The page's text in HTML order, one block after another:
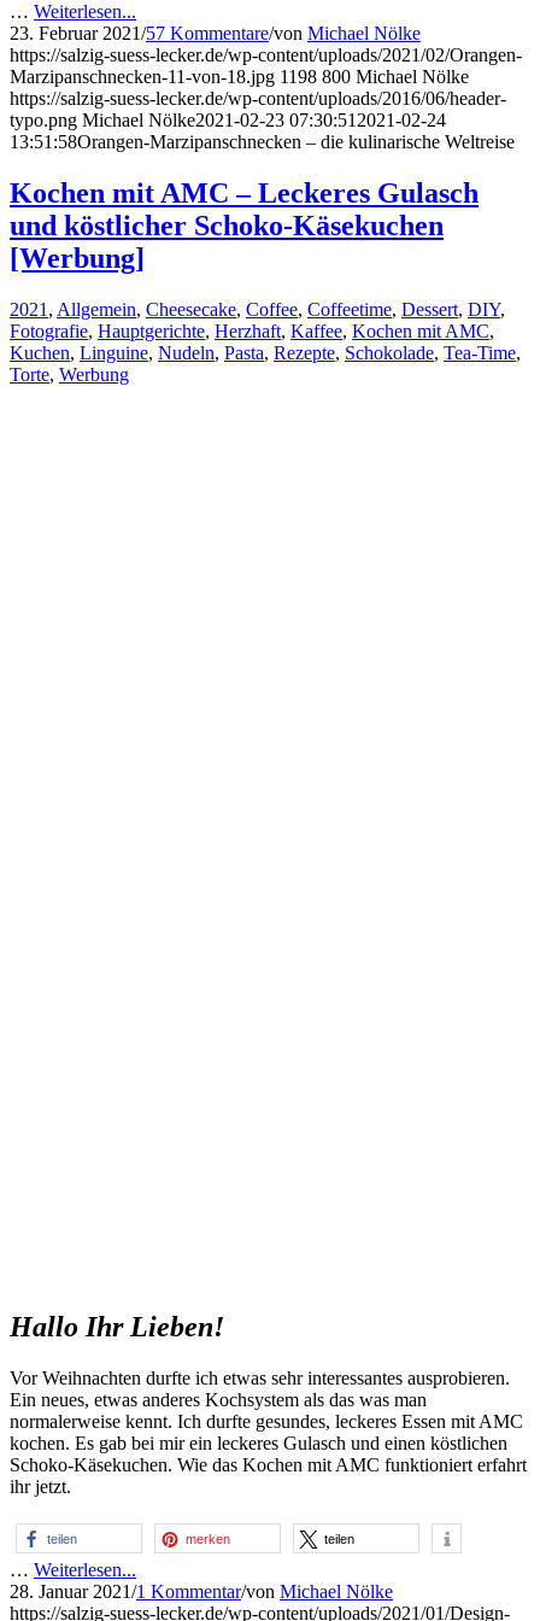
… Weiterlesen...
23. Februar 2021/57 Kommentare/von Michael Nölke
https://salzig-suess-lecker.de/wp-content/uploads/2021/02/Orangen-
Marzipanschnecken-11-von-18.jpg 1198 800 Michael Nölke
https://salzig-suess-lecker.de/wp-content/uploads/2016/06/header-
typo.png Michael Nölke2021-02-23 07:30:51 2021-02-24
13:51:58Orangen-Marzipanschnecken – die kulinarische Weltreise
Kochen mit AMC – Leckeres Gulasch
und köstlicher Schoko-Käsekuchen
[Werbung]
2021 , Allgemein, Cheesecake, Coffee, Coffeetime, Dessert, DIY,
Fotografie, Hauptgerichte, Herzhaft, Kaffee, Kochen mit AMC,
Kuchen, Linguine, Nudeln, Pasta, Rezepte, Schokolade, Tea-Time,
Torte, Werbung
Hallo Ihr Lieben!
Vor Weihnachten durfte ich etwas sehr interessantes ausprobieren.
Ein neues, etwas anderes Kochsystem als das was man
normalerweise kennt. Ich durfte gesundes, leckeres Essen mit AMC
kochen. Es gab bei mir ein leckeres Gulasch und einen köstlichen
Schoko-Käsekuchen. Wie das Kochen mit AMC funktioniert erfahrt
ihr jetzt.
teilen merken teilen
… Weiterlesen...
28. Januar 2021/1 Kommentar/von Michael Nölke
https://salzig-suess-lecker.de/wp-content/uploads/2021/01/Design-